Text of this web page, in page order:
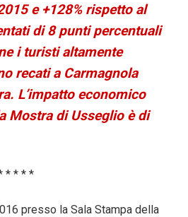
e +128% rispetto al
di 8 punti percentuali
i turisti altamente
recati a Carmagnola
L’impatto economico
Mostra di Usseglio è di
* * * *
presso la Sala Stampa della